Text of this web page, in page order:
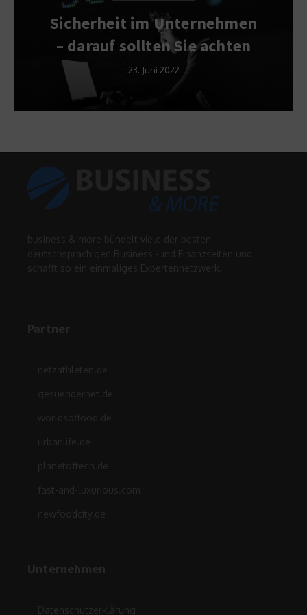
Sicherheit im Unternehmen
– darauf sollten Sie achten
23. Juni 2022
business & more bündelt viele der besten
deutschsprachigen Business -und Finanzseiten und
schafft so ein einmaliges Expertennetzwerk.
Partner
netzathleten.de
gesuendernet.de
worldsoffood.de
urbanlife.de
planetoftech.de
fast-and-luxurious.com
newfoodcity.de
Unternehmen
Datenschutzerklärung